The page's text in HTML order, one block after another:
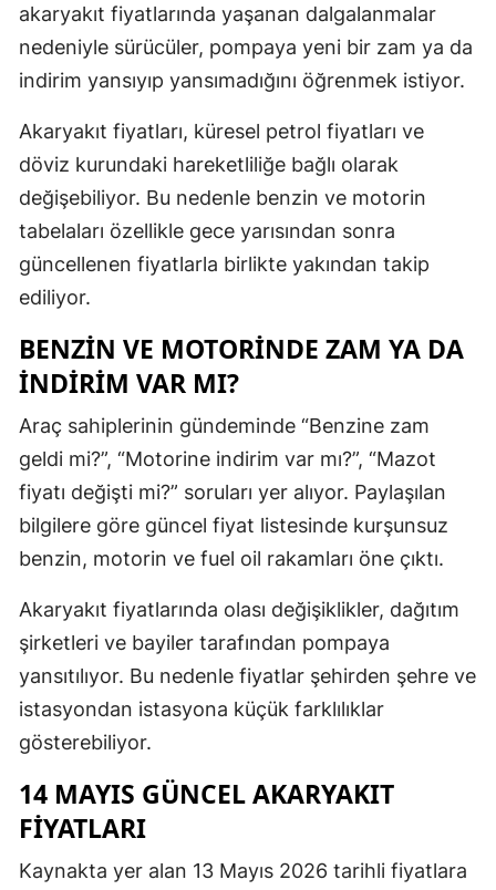
akaryakıt fiyatlarında yaşanan dalgalanmalar
nedeniyle sürücüler, pompaya yeni bir zam ya da
indirim yansıyıp yansımadığını öğrenmek istiyor.
Akaryakıt fiyatları, küresel petrol fiyatları ve
döviz kurundaki hareketliliğe bağlı olarak
değişebiliyor. Bu nedenle benzin ve motorin
tabelaları özellikle gece yarısından sonra
güncellenen fiyatlarla birlikte yakından takip
ediliyor.
BENZİN VE MOTORİNDE ZAM YA DA
İNDİRİM VAR MI?
Araç sahiplerinin gündeminde “Benzine zam
geldi mi?”, “Motorine indirim var mı?”, “Mazot
fiyatı değişti mi?” soruları yer alıyor. Paylaşılan
bilgilere göre güncel fiyat listesinde kurşunsuz
benzin, motorin ve fuel oil rakamları öne çıktı.
Akaryakıt fiyatlarında olası değişiklikler, dağıtım
şirketleri ve bayiler tarafından pompaya
yansıtılıyor. Bu nedenle fiyatlar şehirden şehre ve
istasyondan istasyona küçük farklılıklar
gösterebiliyor.
14 MAYIS GÜNCEL AKARYAKIT
FİYATLARI
Kaynakta yer alan 13 Mayıs 2026 tarihli fiyatlara